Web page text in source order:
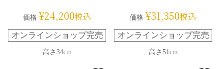
価格 ¥24,200税込
オンラインショップ完売
高さ34cm
価格 ¥31,350税込
オンラインショップ完売
高さ51cm